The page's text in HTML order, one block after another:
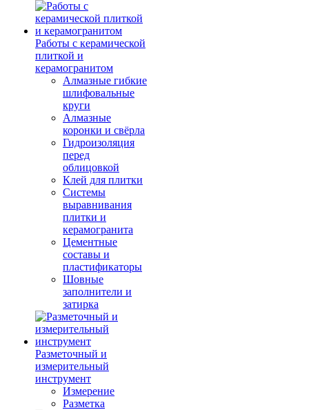
Работы с керамической
плиткой и
керамогранитом
Алмазные гибкие
шлифовальные
круги
Алмазные
коронки и свёрла
Гидроизоляция
перед
облицовкой
Клей для плитки
Системы
выравнивания
плитки и
керамогранита
Цементные
составы и
пластификаторы
Шовные
заполнители и
затирка
Разметочный и
измерительный
инструмент
Измерение
Разметка